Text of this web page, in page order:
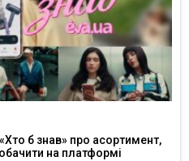
б знав» про асортимент,
на платформі